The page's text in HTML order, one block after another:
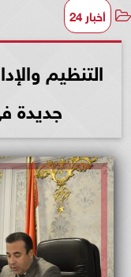
أخبار 24
التنظيم
جديدة